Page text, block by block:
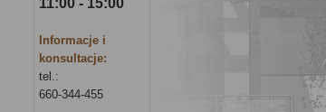
11:00 - 15:00
Informacje i
konsultacje:
tel.:
660-344-455